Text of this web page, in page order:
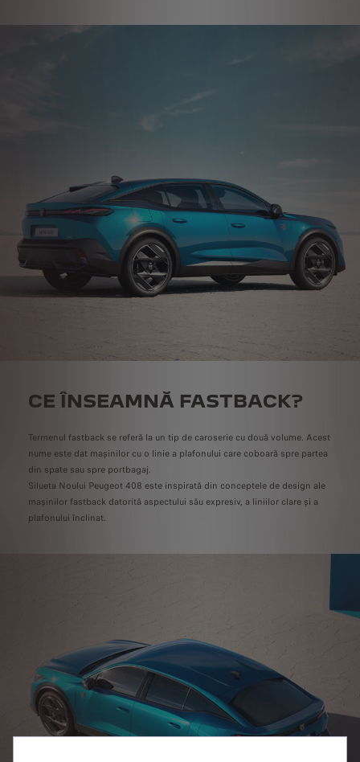
CE ÎNSEAMNĂ FASTBACK?
Termenul fastback se referă la un tip de caroserie cu două volume. Acest
nume este dat mașinilor cu o linie a plafonului care coboară spre partea
din spate sau spre portbagaj.
Silueta Noului Peugeot 408 este inspirată din conceptele de design ale
mașinilor fastback datorită aspectului său expresiv, a liniilor clare și a
plafonului înclinat.